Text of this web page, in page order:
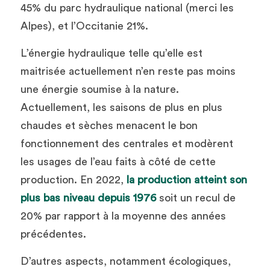
45% du parc hydraulique national (merci les
Alpes), et l’Occitanie 21%.
L’énergie hydraulique telle qu’elle est
maitrisée actuellement n’en reste pas moins
une énergie soumise à la nature.
Actuellement, les saisons de plus en plus
chaudes et sèches menacent le bon
fonctionnement des centrales et modèrent
les usages de l’eau faits à côté de cette
production. En 2022,
la production atteint son
plus bas niveau depuis 1976 soit un recul de
20% par rapport à la moyenne des années
précédentes.
D’autres aspects, notamment écologiques,